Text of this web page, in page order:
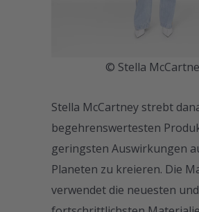
© Stella
Stella McCartney strebt
begehrenswertesten
geringsten Auswirkungen
Planeten zu kreieren. Die
verwendet die neuesten und